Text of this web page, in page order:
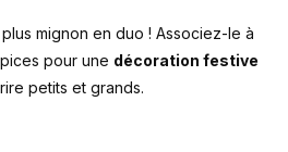
mignon en duo ! Associez-le à
pour une décoration festive
petits et grands.